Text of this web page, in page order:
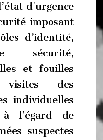
d’urgence
imposant
d’identité,
sécurité,
et fouilles
visites des
individuelles
l’égard de
suspectes